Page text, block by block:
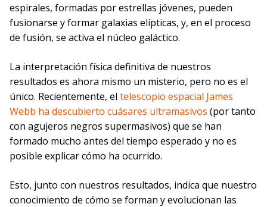
espirales, formadas por estrellas jóvenes, pueden
fusionarse y formar galaxias elípticas, y, en el proceso
de fusión, se activa el núcleo galáctico.
La interpretación física definitiva de nuestros
resultados es ahora mismo un misterio, pero no es el
único. Recientemente, el telescopio espacial James
Webb ha descubierto cuásares ultramasivos (por tanto
con agujeros negros supermasivos) que se han
formado mucho antes del tiempo esperado y no es
posible explicar cómo ha ocurrido.
Esto, junto con nuestros resultados, indica que nuestro
conocimiento de cómo se forman y evolucionan las